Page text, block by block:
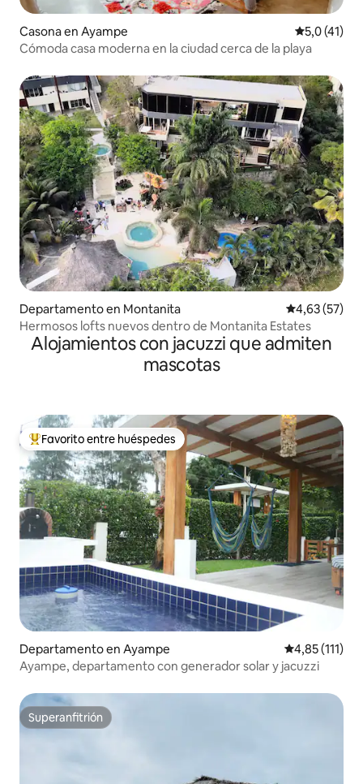
Casona en Ayampe Calificación
5,0 (41)
Cómoda casa moderna en la ciudad cerca de la playa
Departamento en Montanita Calificación
4,63 (57)
Hermosos lofts nuevos dentro de Montanita Estates
Alojamientos con jacuzzi que admiten
mascotas
Favorito entre los huéspedes más destacados
Favorito entre huéspedes
Departamento en Ayampe Calificación
4,85 (111)
Ayampe, departamento con generador solar y jacuzzi
Superanfitrión
Superanfitrión